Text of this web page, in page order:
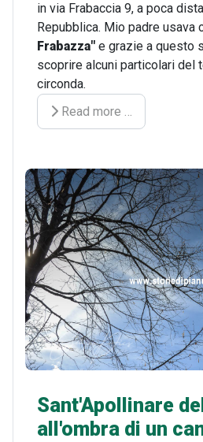
in via Frabaccia 9, a poca
Repubblica. Mio padre usava
Frabazza" e grazie a questo
scoprire alcuni particolari del
circonda.
Read more …
Sant'Apollinare
all'ombra di un